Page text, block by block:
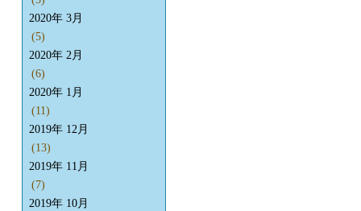
2020年 3月
(5)
2020年 2月
(6)
2020年 1月
(11)
2019年 12月
(13)
2019年 11月
(7)
2019年 10月